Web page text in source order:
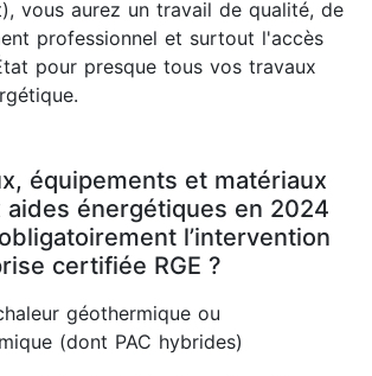
vous aurez un travail de qualité, de
professionnel et surtout l'accès
pour presque tous vos travaux
équipements et matériaux
aides énergétiques en 2024
l’intervention
certifiée RGE ?
géothermique ou
(dont PAC hybrides)